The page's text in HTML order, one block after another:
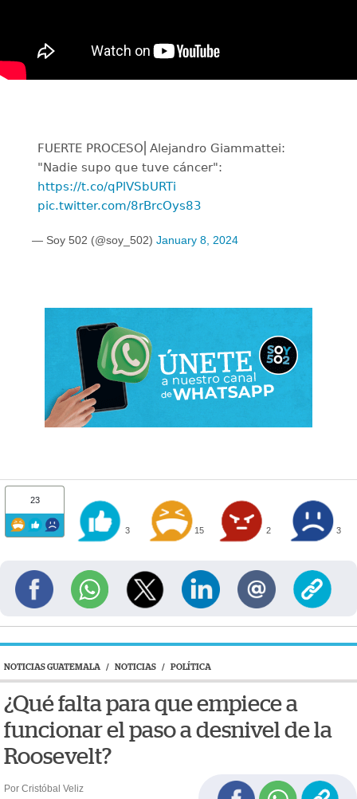
FUERTE PROCESO⎜Alejandro Giammattei:
"Nadie supo que tuve cáncer":
https://t.co/qPlVSbURTi
pic.twitter.com/8rBrcOys83
— Soy 502 (@soy_502) January 8, 2024
23
3 15 2 3
NOTICIAS GUATEMALA / NOTICIAS / POLÍTICA
¿Qué falta para que empiece a
funcionar el paso a desnivel de la
Roosevelt?
Por Cristóbal Veliz